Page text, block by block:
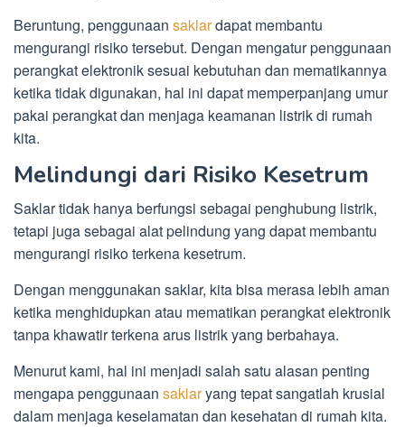
Beruntung, penggunaan saklardapat membantu
mengurangi risiko tersebut. Dengan mengatur penggunaan
perangkat elektronik sesuai kebutuhan dan mematikannya
ketika tidak digunakan, hal ini dapat memperpanjang umur
pakai perangkat dan menjaga keamanan listrik di rumah
kita.
Melindungi dari Risiko Kesetrum
Saklar tidak hanya berfungsi sebagai penghubung listrik,
tetapi juga sebagai alat pelindung yang dapat membantu
mengurangi risiko terkena kesetrum.
Dengan menggunakan saklar, kita bisa merasa lebih aman
ketika menghidupkan atau mematikan perangkat elektronik
tanpa khawatir terkena arus listrik yang berbahaya.
Menurut kami, hal ini menjadi salah satu alasan penting
mengapa penggunaan saklaryang tepat sangatlah krusial
dalam menjaga keselamatan dan kesehatan di rumah kita.